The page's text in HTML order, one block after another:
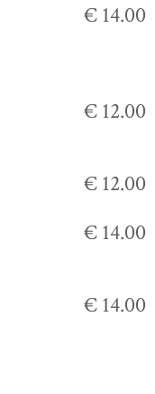
€ 14.00
€ 12.00
€ 12.00
€ 14.00
€ 14.00